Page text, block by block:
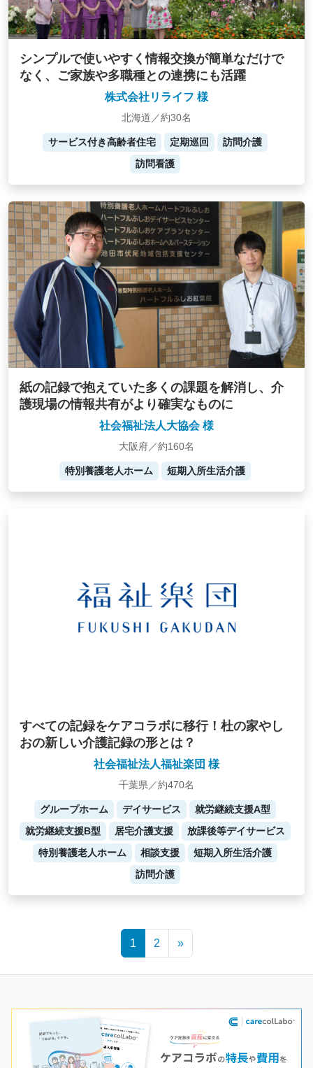
シンプルで使いやすく情報交換が簡単なだけで
なく、ご家族や多職種との連携にも活躍
株式会社リライフ 様
北海道／約30名
サービス付き高齢者住宅 定期巡回
訪問介護
訪問看護
紙の記録で抱えていた多くの課題を解消し、介
護現場の情報共有がより確実なものに
社会福祉法人大協会 様
大阪府／約160名
特別養護老人ホーム 短期入所生活介護
すべての記録をケアコラボに移行！杜の家やし
おの新しい介護記録の形とは？
社会福祉法人福祉楽団 様
千葉県／約470名
グループホーム デイサービス
就労継続支援A型
就労継続支援B型
居宅介護支援
放課後等デイサービス
特別養護老人ホーム
相談支援
短期入所生活介護
訪問介護
1 2 »